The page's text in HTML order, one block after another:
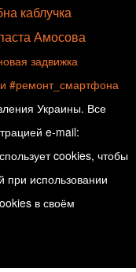
каблучка
Амосова
задвижка
#ремонт_смартфона
Украины. Все
e-mail:
cookies, чтобы
при использовании
в своём